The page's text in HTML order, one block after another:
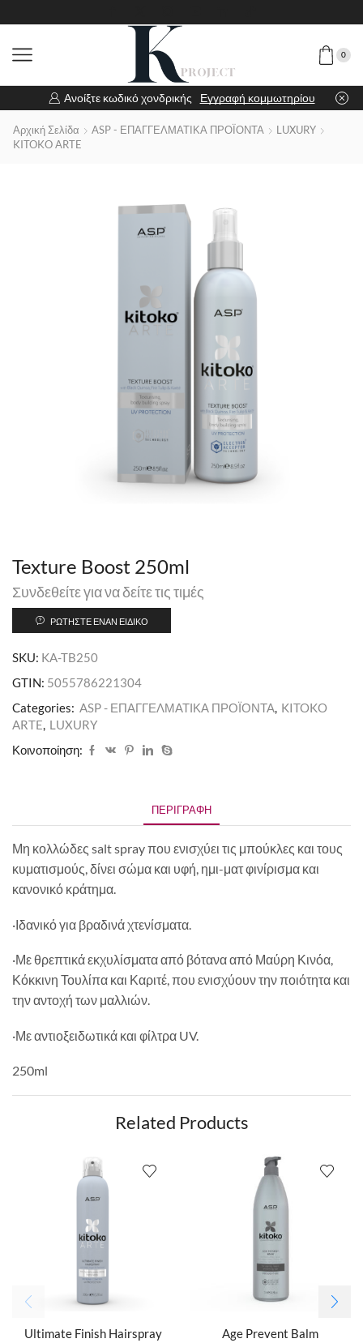
0
Ανοίξτε κωδικό χονδρικής Εγγραφή κομμωτηρίου
Αρχική Σελίδα ASP - ΕΠΑΓΓΕΛΜΑΤΙΚΑ ΠΡΟΪΟΝΤΑ
LUXURY
KITOKO ARTE
Texture Boost 250ml
Συνδεθείτε για να δείτε τις τιμές
ΡΩΤΉΣΤΕ ΈΝΑΝ ΕΙΔΙΚΌ
SKU: KA-TB250
GTIN: 5055786221304
Categories: ASP - ΕΠΑΓΓΕΛΜΑΤΙΚΑ ΠΡΟΪΟΝΤΑ, KITOKO
ARTE, LUXURY
Κοινοποίηση:
ΠΕΡΙΓΡΑΦΉ
Μη κολλώδες salt spray που ενισχύει τις μπούκλες και τους
κυματισμούς, δίνει σώμα και υφή, ημι-ματ φινίρισμα και
κανονικό κράτημα.
·Ιδανικό για βραδινά χτενίσματα.
·Με θρεπτικά εκχυλίσματα από βότανα από Μαύρη Κινόα,
Κόκκινη Τουλίπα και Καριτέ, που ενισχύουν την ποιότητα και
την αντοχή των μαλλιών.
·Με αντιοξειδωτικά και φίλτρα UV.
250ml
Related Products
Ultimate Finish Hairspray
Age Prevent Balm